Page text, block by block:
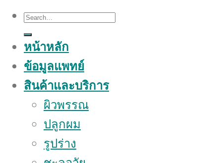
Search
หน้าหลัก
ข้อมูลแพทย์
สินค้าและบริการ
ผิวพรรณ
ปลูกผม
รูปร่าง